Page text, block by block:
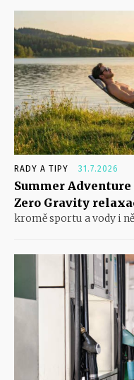
RADY A TIPY 31.7.2026
Summer
Zero Gravity
kromě sportu a vody i